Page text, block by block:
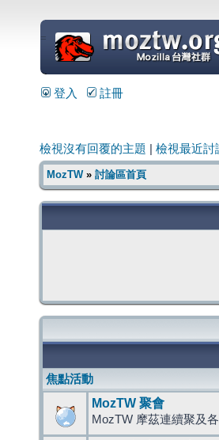
=
登入 註冊
檢視沒有回覆的主題 檢視最近討
MozTW» 討論區首頁
焦點活動
MozTW 聚會
MozTW 摩茲連續聚及